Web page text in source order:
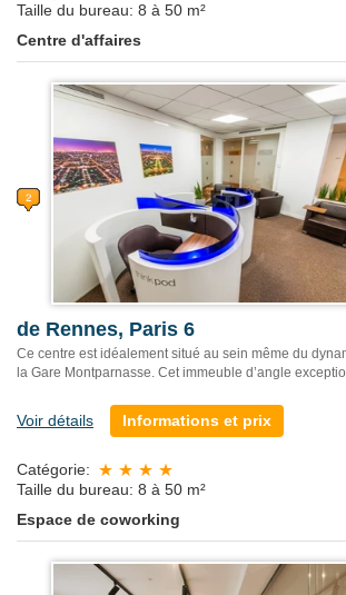
Taille du bureau: 8 à 50 m²
Centre d'affaires
de Rennes, Paris 6
Ce centre est idéalement situé au sein même du
la Gare Montparnasse. Cet immeuble d’angle
Voir détails Informations et prix
Catégorie:
Taille du bureau: 8 à 50 m²
Espace de coworking